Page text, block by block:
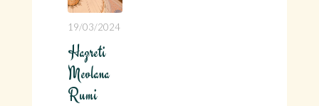
19/03/2024
Hazreti
Mevlana
Rumi